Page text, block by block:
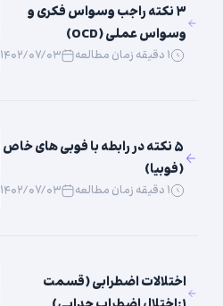
۳ نکته راجب وسواس فکری و
وسواس عملی (OCD)
۱ دقیقه زمان مطالعه ۱۴۰۲/۰۷/۰۳
۵ نکته در رابطه با فوبی های خاص
(فوبیا)
۱ دقیقه زمان مطالعه ۱۴۰۲/۰۷/۰۳
اختلالات اضطرابی (قسمت